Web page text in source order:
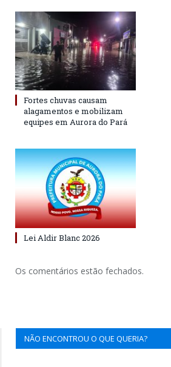
Fortes chuvas causam
alagamentos e mobilizam
equipes em Aurora do Pará
Lei Aldir Blanc 2026
Os comentários estão fechados.
NÃO ENCONTROU O QUE QUERIA?